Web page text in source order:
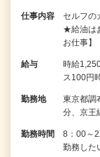
仕事内容
セルフの
★給油は
お仕事】
給与
時給
ス100円
勤務地
東京都調
分、京王
勤務時間
8：00～
勤務した